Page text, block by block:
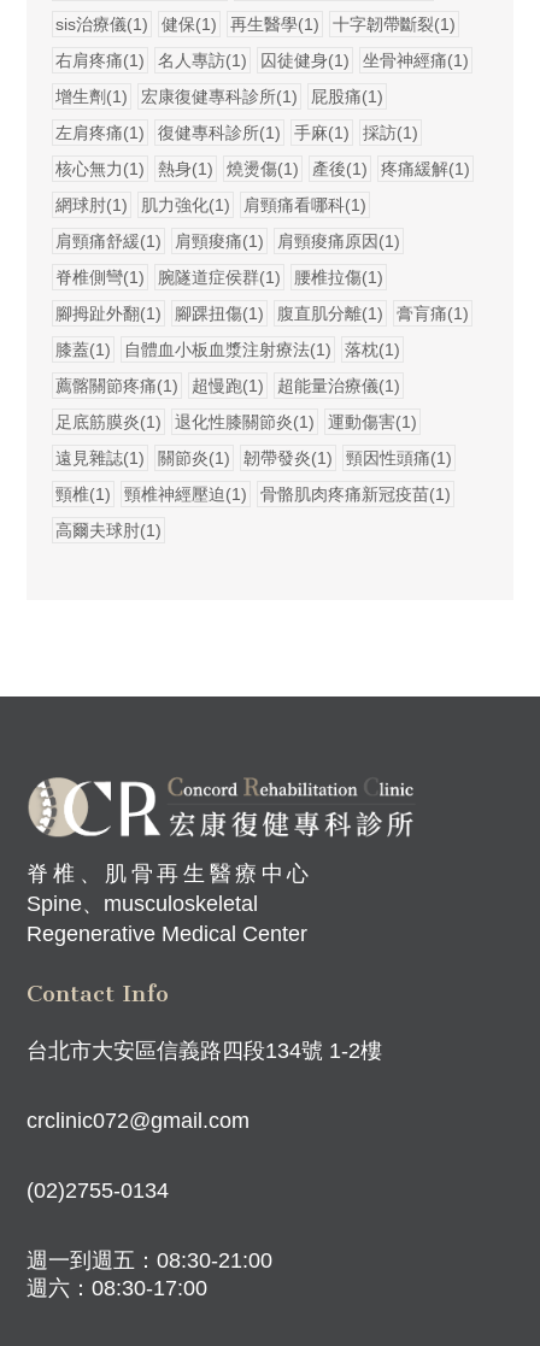
sis治療儀(1)
健保(1) 再生醫學(1)
十字韌帶斷裂(1)
右肩疼痛(1)
名人專訪(1) 囚徒健身(1)
坐骨神經痛(1)
增生劑(1)
宏康復健專科診所(1)
屁股痛(1)
左肩疼痛(1)
復健專科診所(1) 手麻(1)
採訪(1)
核心無力(1)
熱身(1) 燒燙傷(1) 產後(1)
疼痛緩解(1)
網球肘(1)
肌力強化(1)
肩頸痛看哪科(1)
肩頸痛舒緩(1)
肩頸痠痛(1)
肩頸痠痛原因(1)
脊椎側彎(1)
腕隧道症侯群(1)
腰椎拉傷(1)
腳拇趾外翻(1)
腳踝扭傷(1) 腹直肌分離(1)
膏肓痛(1)
膝蓋(1)
自體血小板血漿注射療法(1)
落枕(1)
薦髂關節疼痛(1)
超慢跑(1)
超能量治療儀(1)
足底筋膜炎(1)
退化性膝關節炎(1)
運動傷害(1)
遠見雜誌(1)
關節炎(1) 韌帶發炎(1)
頸因性頭痛(1)
頸椎(1)
頸椎神經壓迫(1)
骨骼肌肉疼痛新冠疫苗(1)
高爾夫球肘(1)
脊椎、肌骨再生醫療中心
Spine、musculoskeletal
Regenerative Medical Center
Contact Info
台北市大安區信義路四段134號 1-2樓
crclinic072@gmail.com
(02)2755-0134
週一到週五：08:30-21:00
週六：08:30-17:00